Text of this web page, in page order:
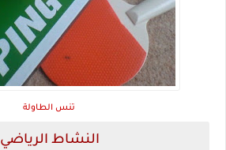
تنس الطاولة
النشاط الرياضي